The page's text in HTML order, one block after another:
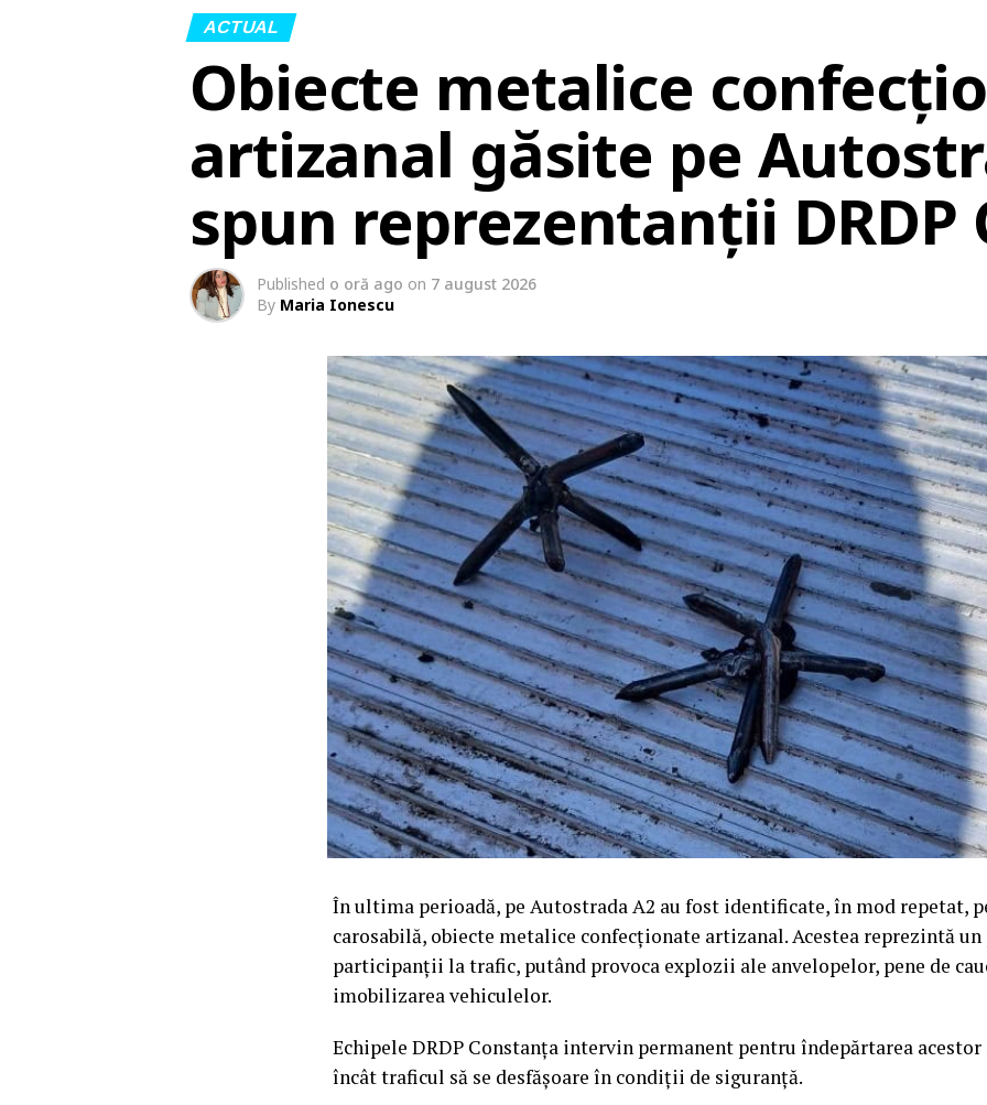
ACTUAL
Obiecte metalice
artizanal găsite pe
spun reprezentanții DRDP
Published o oră ago on 7 august 2026
By Maria Ionescu
În ultima perioadă, pe Autostrada A2 au fost identificate, în mod repetat,
carosabilă, obiecte metalice confecționate artizanal. Acestea reprezintă
participanții la trafic, putând provoca explozii ale anvelopelor, pene de
imobilizarea vehiculelor.
Echipele DRDP Constanța intervin permanent pentru îndepărtarea
încât traficul să se desfășoare în condiții de siguranță.